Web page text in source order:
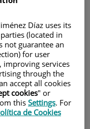
Díaz uses its
(located in
not guarantee an
for user
improving services
through the
accept all cookies
cookies" or
this Settings. For
de Cookies